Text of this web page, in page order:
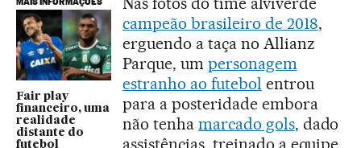
Fair play
financeiro, uma
realidade
distante do
futebol
campeão brasileiro de 2018,
erguendo a taça no Allianz
Parque, um personagem
estranho ao futebol entrou
para a posteridade embora
não tenha marcado gols, dado
assistências, treinado a equipe